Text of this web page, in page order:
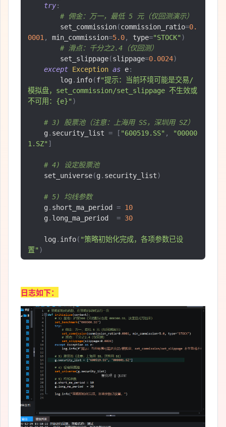
try:
# 佣金：万一，最低 5 元（仅回测演示）
set_commission(commission_ratio=0.
0001, min_commission=5.0, type="STOCK" )
# 滑点：千分之2.4（仅回测）
set_slippage(slippage=0.0024)
except Exception as e:
log . info(f"提示：当前环境可能是交易/
模拟盘，set_commission/set_slippage 不生效或
不可用：{e}" )
# 3) 股票池（注意：上海用 SS，深圳用 SZ）
g . security_list = [ "600519.SS" ,
"00000
1.SZ" ]
# 4) 设定股票池
set_universe(g . security_list)
# 5) 均线参数
g . short_ma_period = 10
g . long_ma_period = 30
log . info( "策略初始化完成，各项参数已设
置" )
日志如下：